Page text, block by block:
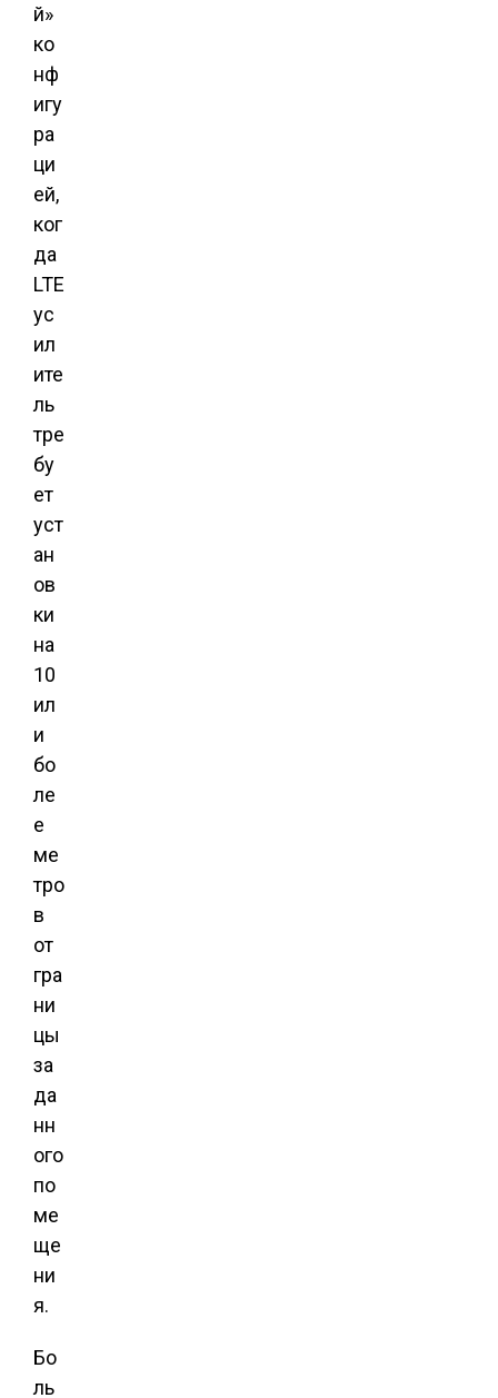
й»
ко
нф
игу
ра
ци
ей,
ког
да
LTE
ус
ил
ите
ль
тре
бу
ет
уст
ан
ов
ки
на
10
ил
и
бо
ле
е
ме
тро
в
от
гра
ни
цы
за
да
нн
ого
по
ме
ще
ни
я.
Бо
ль